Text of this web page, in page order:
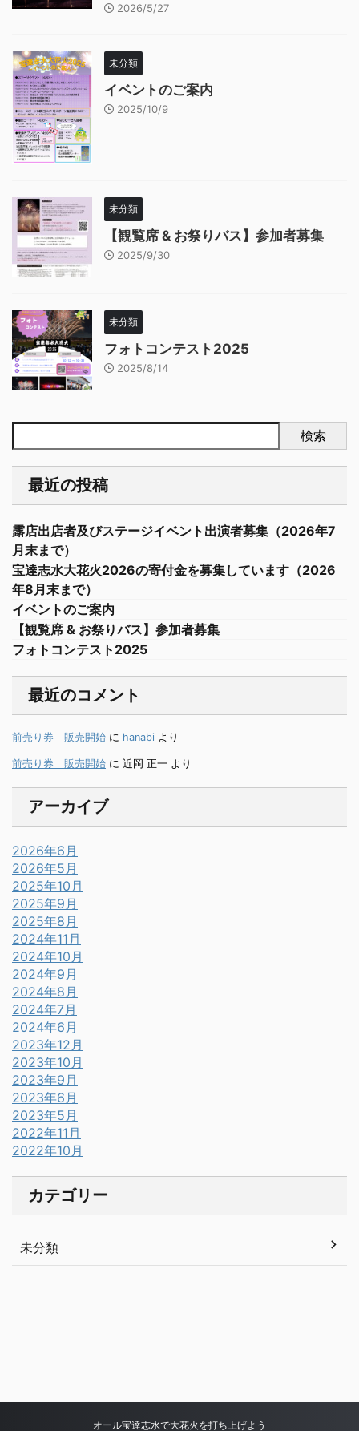
2026/5/27
未分類
イベントのご案内
2025/10/9
未分類
【観覧席 & お祭りバス】参加者募集
2025/9/30
未分類
フォトコンテスト2025
2025/8/14
検索
最近の投稿
露店出店者及びステージイベント出演者募集（2026年7
月末まで）
宝達志水大花火2026の寄付金を募集しています（2026
年8月末まで）
イベントのご案内
【観覧席 & お祭りバス】参加者募集
フォトコンテスト2025
最近のコメント
前売り券 販売開始 に hanabi より
前売り券 販売開始 に 近岡 正一 より
アーカイブ
2026年6月
2026年5月
2025年10月
2025年9月
2025年8月
2024年11月
2024年10月
2024年9月
2024年8月
2024年7月
2024年6月
2023年12月
2023年10月
2023年9月
2023年6月
2023年5月
2022年11月
2022年10月
カテゴリー
未分類
オール宝達志水で大花火を打ち上げよう